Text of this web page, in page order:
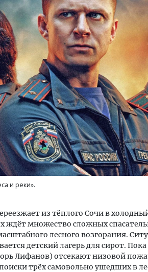
и реки».
из тёплого Сочи в
ждёт множество сложных
лесного возгорания.
детский лагерь для сирот.
Лифанов) отсекают низовой
трёх самовольно ушедших в